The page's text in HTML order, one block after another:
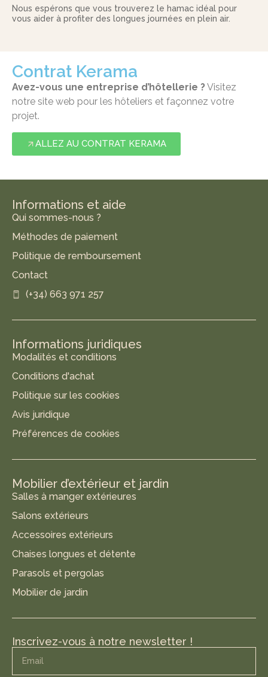
Nous espérons que vous trouverez le hamac idéal pour
vous aider à profiter des longues journées en plein air.
Contrat Kerama
Avez-vous une entreprise d’hôtellerie ? Visitez
notre site web pour les hôteliers et façonnez votre
projet.
ALLEZ AU CONTRAT KERAMA
Informations et aide
Qui sommes-nous ?
Méthodes de paiement
Politique de remboursement
Contact
(+34) 663 971 257
Informations juridiques
Modalités et conditions
Conditions d'achat
Politique sur les cookies
Avis juridique
Préférences de cookies
Mobilier d’extérieur et jardin
Salles à manger extérieures
Salons extérieurs
Accessoires extérieurs
Chaises longues et détente
Parasols et pergolas
Mobilier de jardin
Inscrivez-vous à notre newsletter !